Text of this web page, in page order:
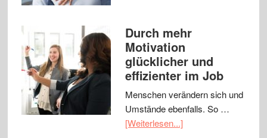
Durch mehr
Motivation
glücklicher und
effizienter im Job
Menschen verändern sich und
Umstände ebenfalls. So …
[Weiterlesen...]